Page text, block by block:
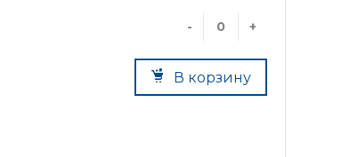
- +
В корзину